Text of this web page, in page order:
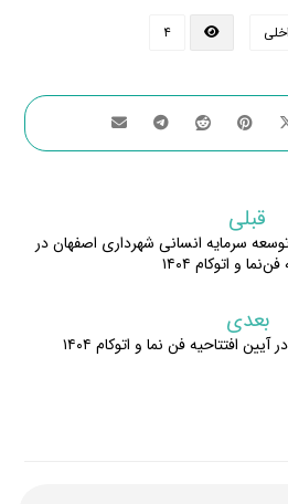
۴
قبلی
سرمایه انسانی شهرداری اصفهان در
و اتوکام ۱۴۰۴
بعدی
افتتاحیه فن نما و اتوکام ۱۴۰۴